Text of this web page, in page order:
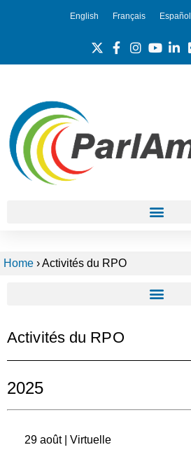
English Français Español
Home ›Activités du RPO
Activités du RPO
2025
29 août | Virtuelle